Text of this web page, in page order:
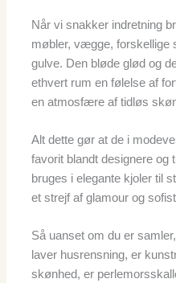
Når vi snakker indretning
møbler, vægge, forskellige
gulve. Den bløde glød og
ethvert rum en følelse af
en atmosfære af tidløs
Alt dette gør at de i
favorit blandt designere og
bruges i elegante kjoler til
et strejf af glamour og
Så uanset om du er samler,
laver husrensning, er
skønhed, er